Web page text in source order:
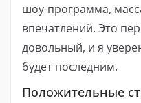
шоу-программа,
впечатлений. Это
довольный, и я
будет последним.
Положительные